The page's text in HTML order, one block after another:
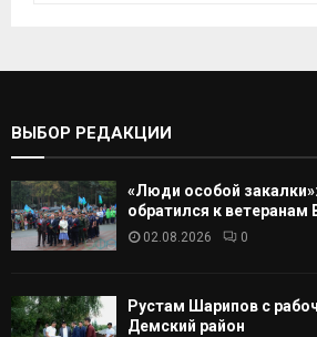
ВЫБОР РЕДАКЦИИ
«Люди особой
обратился к ветеранам
02.08.2026 0
Рустам Шарипов с
Демский район